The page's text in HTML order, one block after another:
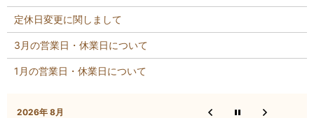
定休日変更に関しまして
3月の営業日・休業日について
1月の営業日・休業日について
2026年 8月